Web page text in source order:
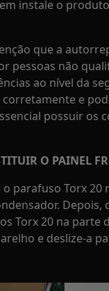
instale o
que a
pessoas não
ao nível da
e
possuir os
O PAINEL
o parafuso Torx 20
Depois,
Torx 20 na parte
e deslize-a